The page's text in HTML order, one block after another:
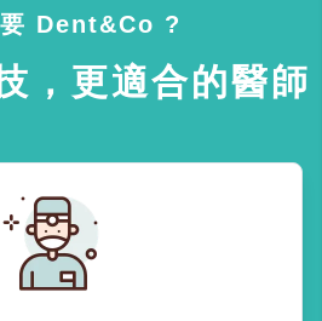
Dent&Co ?
，更適合的醫師